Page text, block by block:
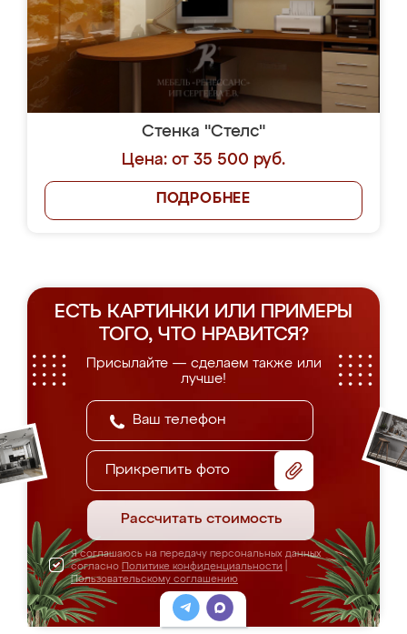
Стенка "Стелс"
Цена: от 35 500 руб.
ПОДРОБНЕЕ
ЕСТЬ КАРТИНКИ ИЛИ ПРИМЕРЫ
ТОГО, ЧТО НРАВИТСЯ?
Присылайте — сделаем также или
лучше!
Прикрепить фото
Рассчитать стоимость
Я соглашаюсь на передачу персональных данных
согласно Политике конфиденциальности
Пользовательскому соглашению